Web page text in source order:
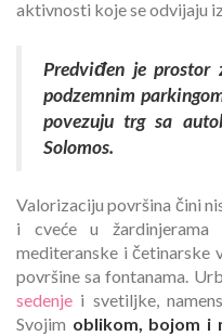
aktivnosti koje se odvijaju
Predviđen je
podzemnim
povezuju trg sa
Solomos.
Valorizaciju površina čini
i cveće u
mediteranske i četinarske
površine sa fontanama.
sedenje i svetiljke,
Svojim oblikom, bojom i